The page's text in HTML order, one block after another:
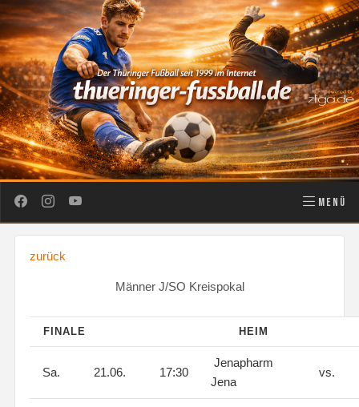
MENÜ
zurück
Männer J/SO Kreispokal
FINALE HEIM
Sa. 21.06. 17:30
Jenapharm
Jena
vs.